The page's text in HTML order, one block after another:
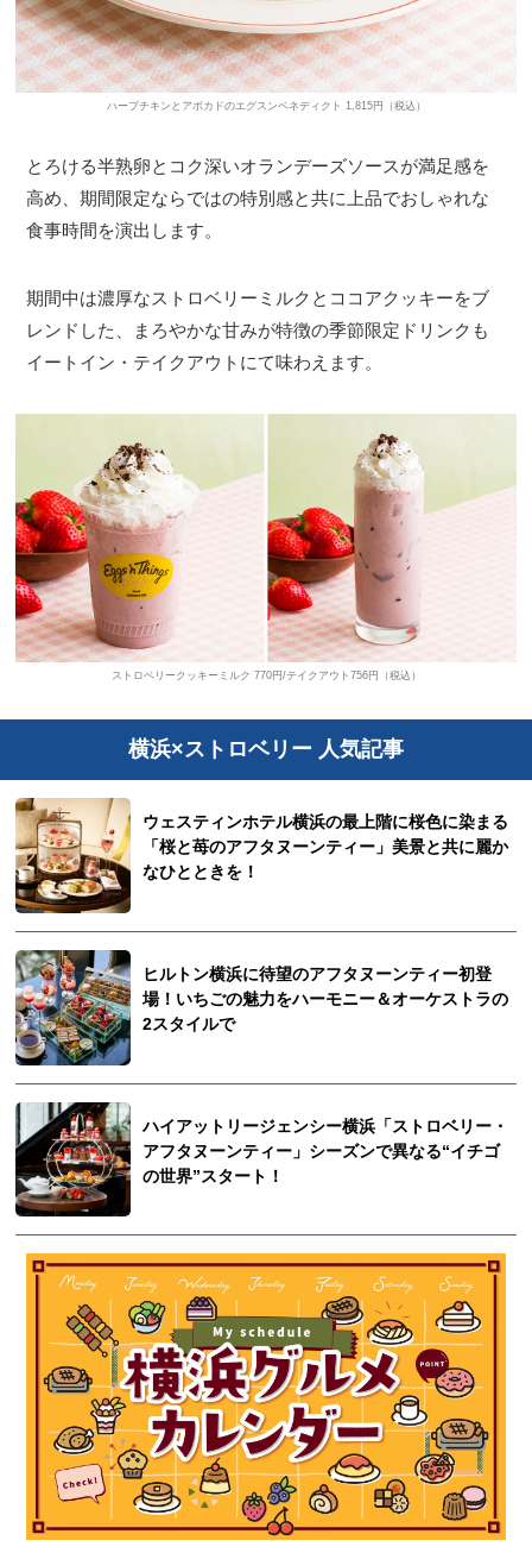
ハーブチキンとアボカドのエグスンベネディクト 1,815円（税込）
とろける半熟卵とコク深いオランデーズソースが満足感を
高め、期間限定ならではの特別感と共に上品でおしゃれな
食事時間を演出します。
期間中は濃厚なストロベリーミルクとココアクッキーをブ
レンドした、まろやかな甘みが特徴の季節限定ドリンクも
イートイン・テイクアウトにて味わえます。
ストロベリークッキーミルク 770円/テイクアウト756円（税込）
横浜×ストロベリー 人気記事
ウェスティンホテル横浜の最上階に桜色に染まる
「桜と苺のアフタヌーンティー」美景と共に麗か
なひとときを！
ヒルトン横浜に待望のアフタヌーンティー初登
場！いちごの魅力をハーモニー＆オーケストラの
2スタイルで
ハイアットリージェンシー横浜「ストロベリー・
アフタヌーンティー」シーズンで異なる“イチゴ
の世界”スタート！